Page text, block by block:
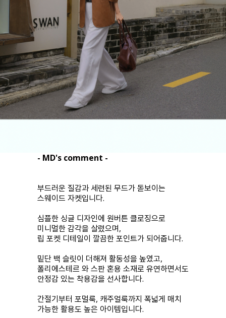
- MD's comment -
부드러운 질감과 세련된 무드가 돋보이는
스웨이드 자켓입니다.
심플한 싱글 디자인에 원버튼 클로징으로
미니멀한 감각을 살렸으며,
립 포켓 디테일이 깔끔한 포인트가 되어줍니다.
밑단 백 슬릿이 더해져 활동성을 높였고,
폴리에스테르 와 스판 혼용 소재로 유연하면서도
안정감 있는 착용감을 선사합니다.
간절기부터 포멀룩, 캐주얼룩까지 폭넓게 매치
가능한 활용도 높은 아이템입니다.